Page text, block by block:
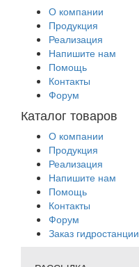
О компании
Продукция
Реализация
Напишите нам
Помощь
Контакты
Форум
Каталог товаров
О компании
Продукция
Реализация
Напишите нам
Помощь
Контакты
Форум
Заказ гидростанции